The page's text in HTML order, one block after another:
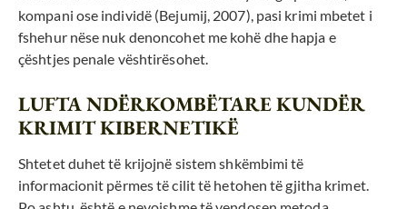
kompani ose individë (Bejumij, 2007), pasi krimi mbetet i
fshehur nëse nuk denoncohet me kohë dhe hapja e
çështjes penale vështirësohet.
LUFTA NDËRKOMBËTARE KUNDËR
KRIMIT KIBERNETIKË
Shtetet duhet të krijojnë sistem shkëmbimi të
informacionit përmes të cilit të hetohen të gjitha krimet.